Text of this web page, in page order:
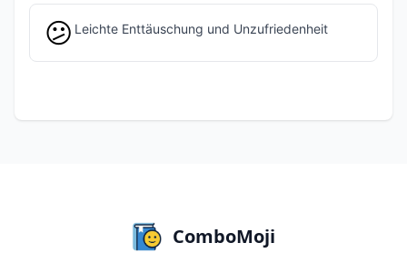
😕 Leichte Enttäuschung und Unzufriedenheit
ComboMoji